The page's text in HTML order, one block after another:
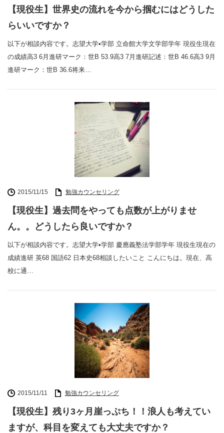
【現役生】世界史の流れを今から掴むにはどうした
らいいですか？
以下が相談内容です。志望大学•学部 立命館大学文学部学年 現役生現在
の成績高3 6月進研マーク：世B 53.9高3 7月進研記述：世B 46.6高3 9月
進研マーク：世B 36.6将来…
2015/11/15 勉強カウンセリング
【現役生】過去問をやっても点数が上がりませ
ん。。どうしたら良いですか？
以下が相談内容です。志望大学•学部 慶應義塾法学部学年 現役生現在の
成績進研 英68 国語62 日本史68相談したいこと こんにちは。現在、高
校に通…
2015/11/11 勉強カウンセリング
【現役生】残り3ヶ月崖っぷち！！浪人も考えてい
ますが、科目を変えても大丈夫ですか？